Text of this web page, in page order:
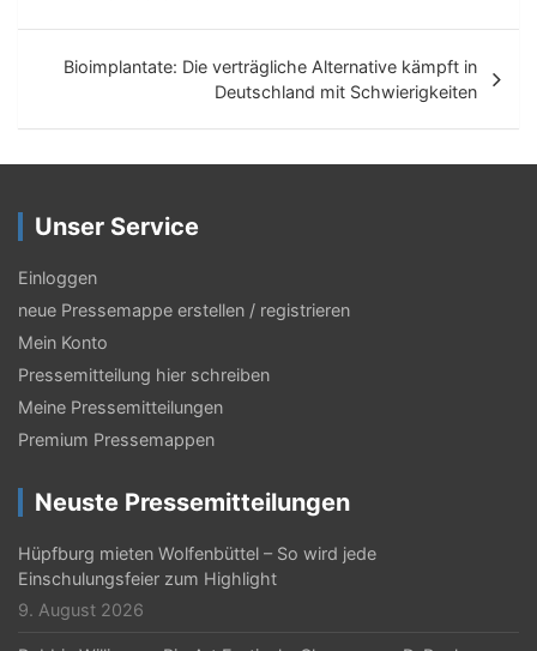
i
a
s
-
N
a
v
i
g
a
t
i
Bioimplantate: Die verträgliche Alternative kämpft in
Deutschland mit Schwierigkeiten
Unser Service
Einloggen
neue Pressemappe erstellen / registrieren
Mein Konto
Pressemitteilung hier schreiben
Meine Pressemitteilungen
Premium Pressemappen
Neuste Pressemitteilungen
Hüpfburg mieten Wolfenbüttel – So wird jede
Einschulungsfeier zum Highlight
9. August 2026